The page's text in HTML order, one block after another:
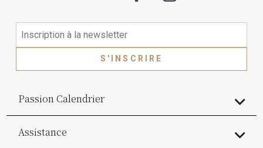
S'INSCRIRE
Passion Calendrier
Assistance